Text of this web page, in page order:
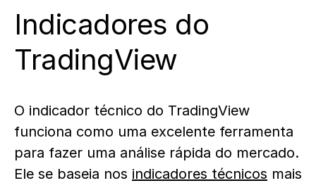
Indicadores do
TradingView
O indicador técnico do TradingView
funciona como uma excelente ferramenta
para fazer uma análise rápida do mercado.
Ele se baseia nos indicadores técnicos mais